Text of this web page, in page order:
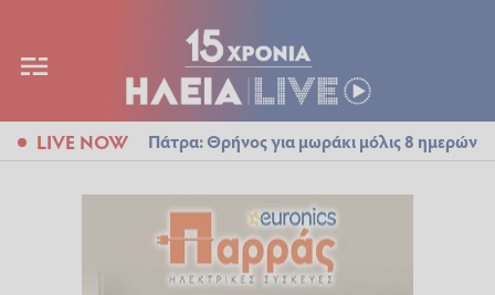
LIVE NOW Πάτρα: Θρήνος για μωράκι μόλις 8 ημερών